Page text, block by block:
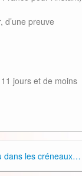
d’une preuve
jours et de moins
dans les créneaux…